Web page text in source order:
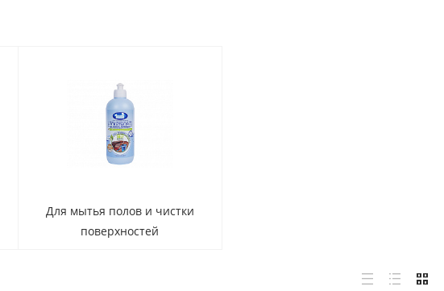
Для мытья полов и чистки
поверхностей